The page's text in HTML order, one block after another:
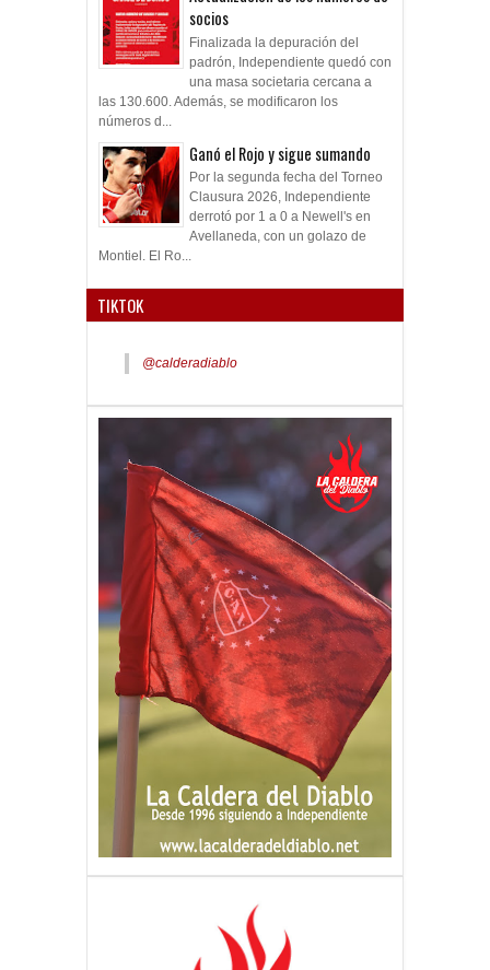
socios
Finalizada la depuración del
padrón, Independiente quedó con
una masa societaria cercana a
las 130.600. Además, se modificaron los
números d...
Ganó el Rojo y sigue sumando
Por la segunda fecha del Torneo
Clausura 2026, Independiente
derrotó por 1 a 0 a Newell's en
Avellaneda, con un golazo de
Montiel. El Ro...
TIKTOK
@calderadiablo